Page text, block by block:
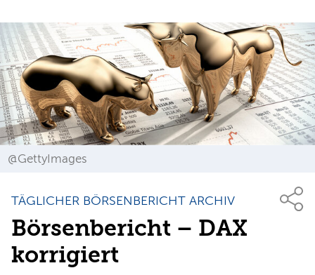
@GettyImages
TÄGLICHER BÖRSENBERICHT ARCHIV
Börsenbericht – DAX
korrigiert
Anmelden